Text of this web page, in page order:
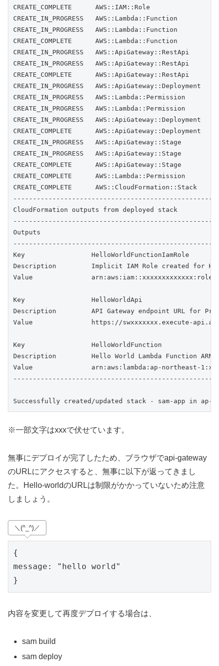
CREATE_COMPLETE
CREATE_IN_PROGRESS
CREATE_IN_PROGRESS
CREATE_COMPLETE
CREATE_IN_PROGRESS
CREATE_IN_PROGRESS
CREATE_COMPLETE
CREATE_IN_PROGRESS
CREATE_IN_PROGRESS
CREATE_IN_PROGRESS
CREATE_IN_PROGRESS
CREATE_COMPLETE
CREATE_IN_PROGRESS
CREATE_IN_PROGRESS
CREATE_COMPLETE
CREATE_COMPLETE
CREATE_COMPLETE
CloudFormation outputs from deployed stack
Key
Description         Implicit IAM Role
Value               arn:aws:iam::xxxxxxxxxxxxx:role/
Key
Description         API Gateway endpoint
Value               https://swxxxxxxx.execute-
Key
Description         Hello
Value               arn:aws:lambda:ap-
Successfully created/updated stack - sam-app in ap-
※一部文字はxxxで伏せています。
無事にデプロイが完了したため、ブラウザでapi-gateway
のURLにアクセスすると、無事に以下が返ってきまし
た。Hello-worldのURLは制限がかかっていないため注意
しましょう。
＼(^_^)／
{
message: "hello world"
}
内容を変更して再度デプロイする場合は、
sam build
sam deploy